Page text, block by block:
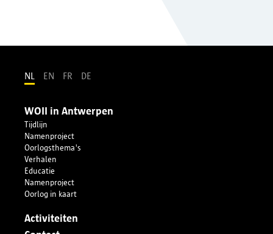
NL EN FR DE
WOII in Antwerpen
Tijdlijn
Namenproject
Oorlogsthema's
Verhalen
Educatie
Namenproject
Oorlog in kaart
Activiteiten